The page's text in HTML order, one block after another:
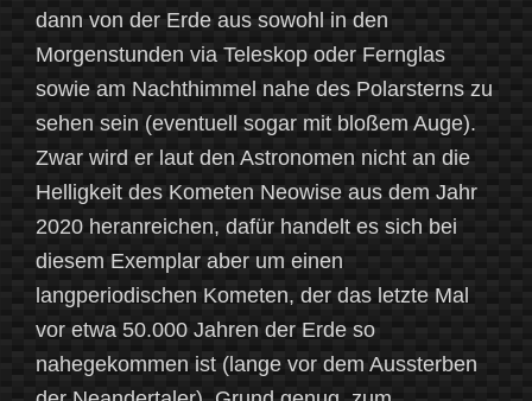
dann von der Erde aus sowohl in den
Morgenstunden via Teleskop oder Fernglas
sowie am Nachthimmel nahe des Polarsterns zu
sehen sein (eventuell sogar mit bloßem Auge).
Zwar wird er laut den Astronomen nicht an die
Helligkeit des Kometen Neowise aus dem Jahr
2020 heranreichen, dafür handelt es sich bei
diesem Exemplar aber um einen
langperiodischen Kometen, der das letzte Mal
vor etwa 50.000 Jahren der Erde so
nahegekommen ist (lange vor dem Aussterben